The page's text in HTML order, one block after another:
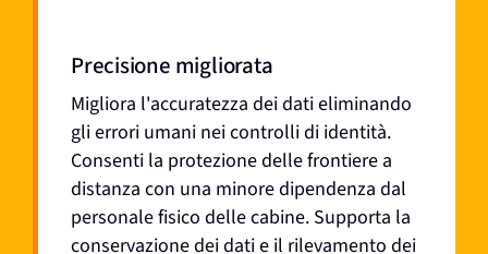
Precisione migliorata
Migliora l'accuratezza dei dati eliminando
gli errori umani nei controlli di identità.
Consenti la protezione delle frontiere a
distanza con una minore dipendenza dal
personale fisico delle cabine. Supporta la
conservazione dei dati e il rilevamento dei